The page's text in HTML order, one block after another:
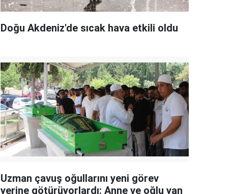
Doğu Akdeniz'de sıcak hava etkili oldu
Uzman çavuş oğullarını yeni görev
yerine götürüyorlardı: Anne ve oğlu yan